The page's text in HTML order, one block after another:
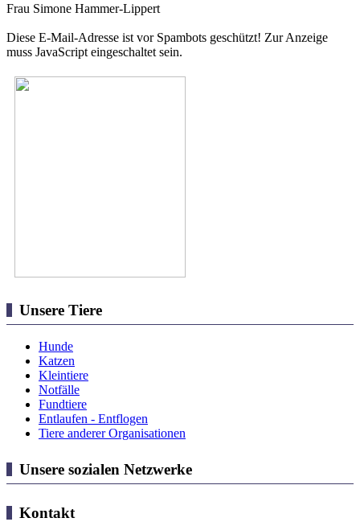
Frau Simone Hammer-Lippert
Diese E-Mail-Adresse ist vor Spambots geschützt! Zur Anzeige
muss JavaScript eingeschaltet sein.
Unsere Tiere
Hunde
Katzen
Kleintiere
Notfälle
Fundtiere
Entlaufen - Entflogen
Tiere anderer Organisationen
Unsere sozialen Netzwerke
Kontakt